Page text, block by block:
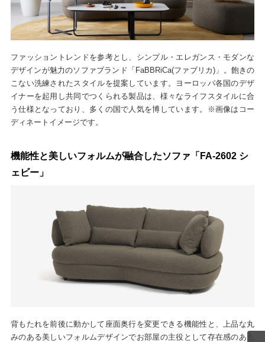
ファッショントレンドを参考とし、シンプル・エレガンス・モダンな
デザインが魅力のソファブランド「FaBBRiCa(ファブリカ)」。飽きの
こない洗練されたスタイルを提案しています。ヨーロッパ各国のデザ
イナーを起用し共同でつくられる製品は、様々なライフスタイルに合
う仕様となっており、多くの国で人気を博しています。※画像はコー
ディネートイメージです。
機能性と美しいフォルムが融合したソファ「FA-2602 シ
ェビー」
背もたれを前後に動かして座面奥行を変更できる機能性と、上品な丸
みのある美しいフォルムデザインでお部屋の主役として存在感のある